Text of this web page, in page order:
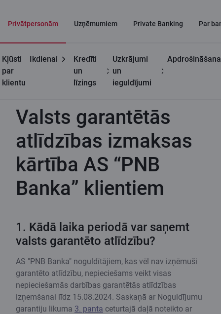
Privātpersonām Uzņēmumiem Private Banking Par
Kļūsti
par
klientu
Ikdienai
Kredīti
un
līzings
Uzkrājumi
un
ieguldījumi
Apdrošināšana
Noderīgi
Valsts garantētās atlīdzības izmaksas kārtība AS “PNB
Banka” klientiem
Valsts garantētās
atlīdzības izmaksas
kārtība AS “PNB
Banka” klientiem
1. Kādā laika periodā var saņemt
valsts garantēto atlīdzību?
AS "PNB Banka" noguldītājiem, kas vēl nav izņēmuši
garantēto atlīdzību, nepieciešams veikt visas
nepieciešamās darbības garantētās atlīdzības
izņemšanai līdz 15.08.2024. Saskaņā ar Noguldījumu
garantiju likuma 3. panta ceturtajā daļā noteikto ar